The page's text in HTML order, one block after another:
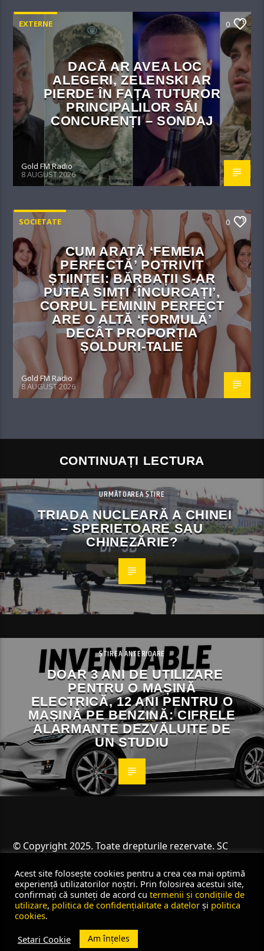
EXTERNE 0
DACĂ AR AVEA LOC
ALEGERI, ZELENSKI AR
PIERDE ÎN FAȚA TUTUROR
PRINCIPALILOR SĂI
CONCURENȚI – SONDAJ
Gold FM Radio
8 AUGUST 2026
SOCIETATE 0
CUM ARATĂ ‘FEMEIA
PERFECTĂ’ POTRIVIT
ȘTIINȚEI: BĂRBAȚII S-AR
PUTEA SIMȚI ‘ÎNCURCAȚI’,
CORPUL FEMININ PERFECT
ARE O ALTĂ ‘FORMULĂ’
DECÂT PROPORȚIA
ȘOLDURI-TALIE
Gold FM Radio
8 AUGUST 2026
CONTINUAȚI LECTURA
URMĂTOAREA ȘTIRE
TRIADA NUCLEARĂ A CHINEI
– SPERIETOARE SAU
CHINEZĂRIE?
ȘTIREA ANTERIOARE
DOAR 3 ANI DE UTILIZARE
PENTRU O MAȘINĂ
ELECTRICĂ, 12 ANI PENTRU O
MAȘINĂ PE BENZINĂ: CIFRELE
ALARMANTE DEZVĂLUITE DE
UN STUDIU
© Copyright 2025. Toate drepturile rezervate. SC
Acest site folosește cookies pentru a crea cea mai optimă
experiență utilizatorilor noștri. Prin folosirea acestui site,
confirmați că sunteți de acord cu termenii și condițiile de
utilizare, politica de confidențialitate a datelor și politica
cookies.
Setari Cookie
Am înțeles